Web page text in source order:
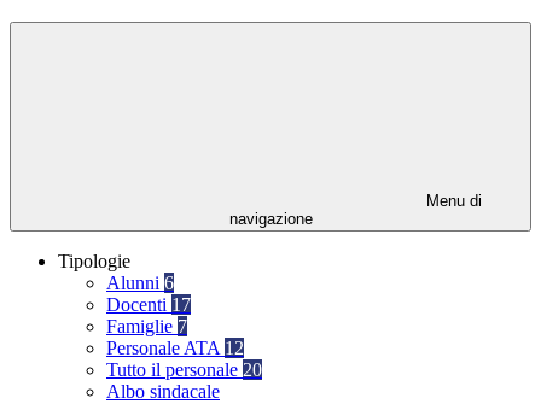
Menu di
navigazione
Tipologie
Alunni 6
Docenti 17
Famiglie 7
Personale ATA 12
Tutto il personale 20
Albo sindacale